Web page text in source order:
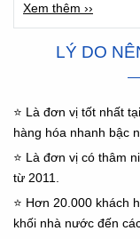
Xem thêm ››
LÝ DO
⭐ Là đơn vị tốt nhất
hàng hóa nhanh bậc
⭐ Là đơn vị có thâm
từ 2011.
⭐ Hơn 20.000 khách
khối nhà nước đến